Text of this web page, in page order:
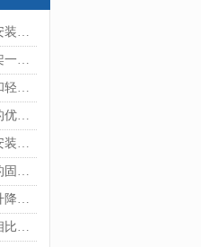
【重型货架】重型货架安装注意事项
【【阁楼货架】阁楼货架一般有哪些用途
【重型货架】重型货架和轻型货架的区别是什么
【重型货架】重型货架的优缺点
【重型货架】重型货架安装需要注意什么？
【重型货架】重型货架的固定方法
【阁楼货架】阁楼货架升降机需要注意哪些
【阁楼货架】阁楼货架相比传统货架的优势是什么